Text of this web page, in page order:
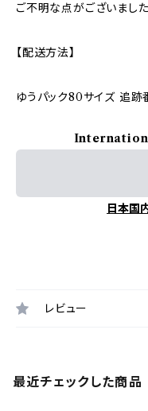
ご不明な点がございまし
【配送方法】
ゆうパック80サイズ 追跡
日本国
レビュー
最近チェックした商品